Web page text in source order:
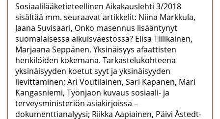
Sosiaalilääketieteellinen Aikakauslehti 3/2018
sisältää mm. seuraavat artikkelit: Niina Markkula,
Jaana Suvisaari, Onko masennus lisääntynyt
suomalaisessa aikuisväestössä? Elisa Tiilikainen,
Marjaana Seppänen, Yksinäisyys afaattisten
henkilöiden kokemana. Tarkastelukohteena
yksinäisyyden koetut syyt ja yksinäisyyden
lievittäminen; Ari Voutilainen, Sari Kapanen, Mari
Kangasniemi, Työnjaon kuvaus sosiaali- ja
terveysministeriön asiakirjoissa –
dokumenttianalyysi; Riikka Aapiainen, Päivi Åstedt-